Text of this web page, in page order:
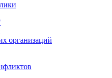
организаций